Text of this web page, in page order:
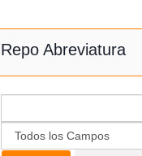
Repo Abreviatura